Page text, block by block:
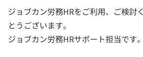
ジョブカン労務HRをご利用、ご検討
とうございます。
ジョブカン労務HRサポート担当です。